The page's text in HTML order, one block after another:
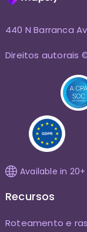
440 N Barranca
Direitos autorais
Available in
Recursos
Roteamento e